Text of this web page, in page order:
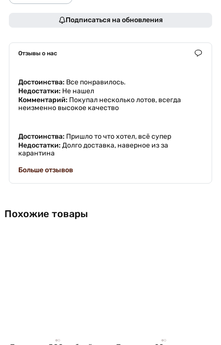
Подписаться на обновления
Отзывы о нас
Достоинства: Все понравилось.
Недостатки: Не нашел
Комментарий: Покупал несколько лотов, всегда
неизменно высокое качество
Достоинства: Пришло то что хотел, всё супер
Недостатки: Долго доставка, наверное из за
карантина
Больше отзывов
Похожие товары